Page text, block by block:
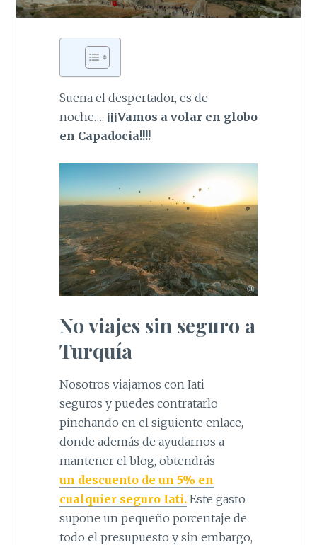
Suena el despertador, es de
noche…. ¡¡¡Vamos a volar en globo
en Capadocia!!!!
No viajes sin seguro a
Turquía
Nosotros viajamos con Iati
seguros y puedes contratarlo
pinchando en el siguiente enlace,
donde además de ayudarnos a
mantener el blog, obtendrás
un descuento de un 5% en
cualquier seguro Iati.Este gasto
supone un pequeño porcentaje de
todo el presupuesto y sin embargo,